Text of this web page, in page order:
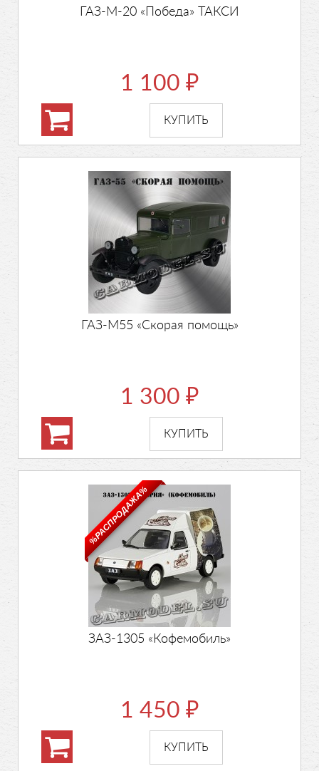
ГАЗ-М-20 «Победа» ТАКСИ
1 100 ₽
ГАЗ-М55 «Скорая помощь»
1 300 ₽
%РАСПРОДАЖА%
ЗАЗ-1305 «Кофемобиль»
1 450 ₽